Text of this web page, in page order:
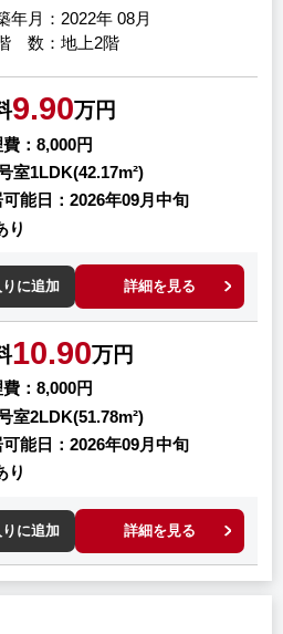
年月 2022年 08月
数 地上2階
9.90万円
費
8,000円
室1LDK(42.17m²)
能日
2026年09月中旬
り
に追加 詳細を見る
10.90万円
費
8,000円
室2LDK(51.78m²)
可能日
2026年09月中旬
り
に追加 詳細を見る